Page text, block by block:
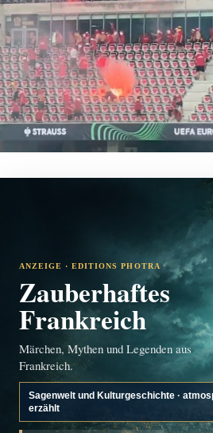
ANZEIGE · EDITIONS PHOTRA
Zauberhaftes
Frankreich
Märchen, Mythen und Legenden aus
Frankreich.
Sagenwelt und Kulturgeschichte ·
erzählt